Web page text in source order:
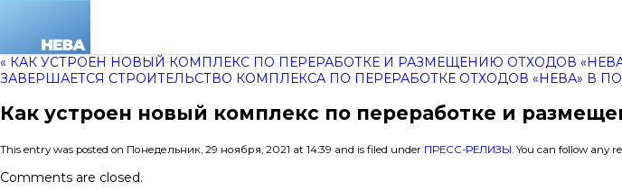
« КАК УСТРОЕН НОВЫЙ КОМПЛЕКС ПО ПЕРЕРАБОТКЕ И РАЗМЕЩЕНИЮ ОТХОДОВ
ЗАВЕРШАЕТСЯ СТРОИТЕЛЬСТВО КОМПЛЕКСА ПО ПЕРЕРАБОТКЕ ОТХОДОВ «НЕВА» В
Как устроен новый комплекс по переработке и
This entry was posted on Понедельник, 29 ноября, 2021 at 14:39 and is filed under ПРЕСС-РЕЛИЗЫ. You can follow any
Comments are closed.